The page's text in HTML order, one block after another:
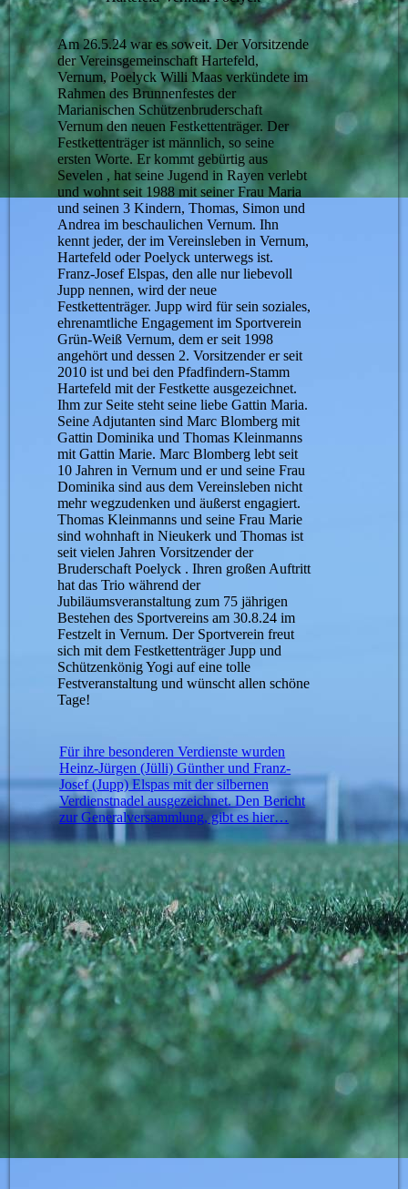
Am 26.5.24 war es soweit. Der Vorsitzende
der Vereinsgemeinschaft Hartefeld,
Vernum, Poelyck Willi Maas verkündete im
Rahmen des Brunnenfestes der
Marianischen Schützenbruderschaft
Vernum den neuen Festkettenträger. Der
Festkettenträger ist männlich, so seine
ersten Worte. Er kommt gebürtig aus
Sevelen , hat seine Jugend in Rayen verlebt
und wohnt seit 1988 mit seiner Frau Maria
und seinen 3 Kindern, Thomas, Simon und
Andrea im beschaulichen Vernum. Ihn
kennt jeder, der im Vereinsleben in Vernum,
Hartefeld oder Poelyck unterwegs ist.
Franz-Josef Elspas, den alle nur liebevoll
Jupp nennen, wird der neue
Festkettenträger. Jupp wird für sein soziales,
ehrenamtliche Engagement im Sportverein
Grün-Weiß Vernum, dem er seit 1998
angehört und dessen 2. Vorsitzender er seit
2010 ist und bei den Pfadfindern-Stamm
Hartefeld mit der Festkette ausgezeichnet.
Ihm zur Seite steht seine liebe Gattin Maria.
Seine Adjutanten sind Marc Blomberg mit
Gattin Dominika und Thomas Kleinmanns
mit Gattin Marie. Marc Blomberg lebt seit
10 Jahren in Vernum und er und seine Frau
Dominika sind aus dem Vereinsleben nicht
mehr wegzudenken und äußerst engagiert.
Thomas Kleinmanns und seine Frau Marie
sind wohnhaft in Nieukerk und Thomas ist
seit vielen Jahren Vorsitzender der
Bruderschaft Poelyck . Ihren großen Auftritt
hat das Trio während der
Jubiläumsveranstaltung zum 75 jährigen
Bestehen des Sportvereins am 30.8.24 im
Festzelt in Vernum. Der Sportverein freut
sich mit dem Festkettenträger Jupp und
Schützenkönig Yogi auf eine tolle
Festveranstaltung und wünscht allen schöne
Tage!
Für ihre besonderen Verdienste wurden
Heinz-Jürgen (Jülli) Günther und Franz-
Josef (Jupp) Elspas mit der silbernen
Verdienstnadel ausgezeichnet. Den Bericht
zur Generalversammlung, gibt es hier…